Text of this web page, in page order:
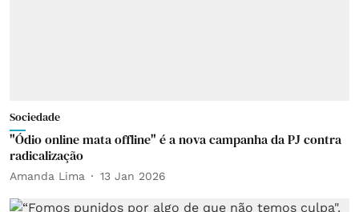
Sociedade
"Ódio online mata offline" é a nova campanha da PJ contra
radicalização
Amanda Lima 13 Jan 2026